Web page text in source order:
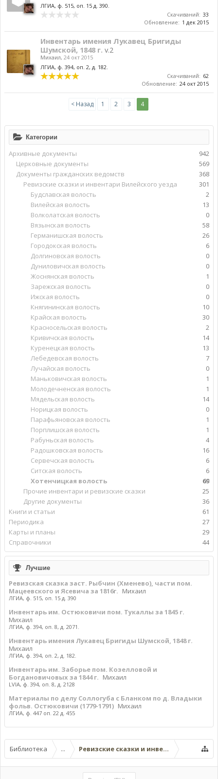
Категории
Архивные документы
942
Церковные документы
569
Документы гражданских ведомств
368
Ревизские сказки и инвентари Вилейского уезда
301
Будславская волость
2
Вилейская волость
13
Волколатская волость
0
Вязынская волость
58
Германишская волость
26
Городокская волость
6
Долгиновская волость
0
Дуниловичская волость
0
Жоснянская волость
1
Зарежская волость
0
Ижская волость
0
Княгининская волость
10
Крайская волость
30
Красносельская волость
2
Кривичская волость
14
Куренецкая волость
13
Лебедевская волость
7
Лучайская волость
0
Маньковичская волость
1
Молодечненская волость
1
Мядельская волость
14
Норицкая волость
0
Парафьяновская волость
1
Порплишская волость
1
Рабуньская волость
4
Радошковская волость
16
Сервечская волость
6
Ситская волость
6
Хотенчицкая волость
69
Прочие инвентари и ревизские сказки
25
Другие документы
36
Книги и статьи
61
Периодика
27
Карты и планы
29
Справочники
44
Лучшие
Ревизская сказка заст. Рыбчин (Хменево), части пом.
Мацеевского и Ясевича за 1816г. Михаил
ЛГИА, ф. 515, оп. 15 д. 390
Инвентарь им. Остюковичи пом. Тукаллы за 1845 г.
Михаил
ЛГИА, ф. 394, оп. 8, д. 2071.
Инвентарь имения Лукавец Бригиды Шумской, 1848 г.
Михаил
ЛГИА, ф. 394, оп. 2, д. 182.
Инвентарь им. Заборье пом. Козелловой и
Богдановичовых за 1844 г. Михаил
LVIA, ф. 394, оп. 8, д. 2128
Материалы по делу Соллогуба с Бланком по д. Владыки
фольв. Остюковичи (1779-1791) Михаил
ЛГИА, ф. 447 оп. 22 д. 455
ЛГИА, ф. 515, оп. 15 д. 390.
Скачиваний: 33
Обновление: 1 дек 2015
Инвентарь имения Лукавец Бригиды
Шумской, 1848 г. v.2
Михаил, 24 окт 2015
ЛГИА, ф. 394, оп. 2, д. 182.
Скачиваний: 62
Обновление: 24 окт 2015
< Назад 1 2 3 4
Библиотека ... Ревизские сказки и инвентари